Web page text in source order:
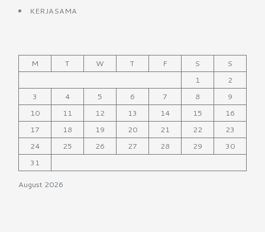
KERJASAMA
August 2026
M T W T F S
S
1
2
3
4 5 6 7 8
9
10
11 12 13 14 15
16
17
18 19 20 21 22
23
24
25 26 27 28 29
30
31